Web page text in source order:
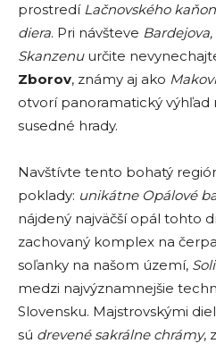
prostredí Lačnovského
diera. Pri návšteve
Skanzenuurčite
Zborov, známy aj ako
otvorí panoramatický výhľad
susedné hrady.
Navštívte tento bohatý
poklady: unikátne Opálové
nájdený najväčší opál tohto
zachovaný komplex na
soľanky na našom území,
medzi najvýznamnejšie
Slovensku. Majstrovskými
sú drevené sakrálne chrámy,